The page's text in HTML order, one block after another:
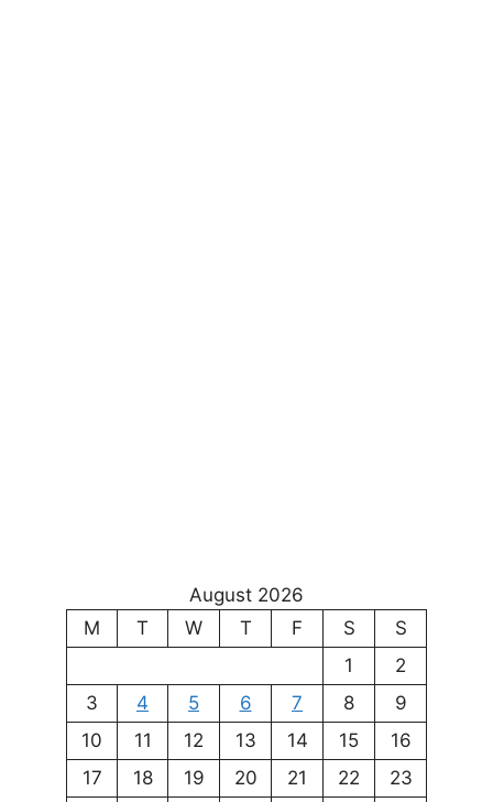
August 2026
M
T W T F S
S
1
2
3
4 5 6 7 8
9
10
11 12 13 14 15
16
17
18 19 20 21 22
23